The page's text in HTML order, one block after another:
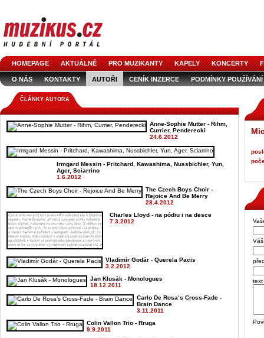
HOMEPAGE AKTUÁLNĚ PRO MUZIKANTY KAPELY KONCERTY
O NÁS KONTAKTY AUTOŘI CENÍK INZERCE PODMÍNKY POUŽÍVÁNÍ
LOGO KE STAŽENÍ
ČLÁNKY AUTORA
Anne-Sophie Mutter - Rihm,
Currier, Penderecki
24.6.2012
Irmgard Messin - Pritchard, Kawashima, Nussbichler, Yun,
Ager, Sciarrino
1.6.2012
The Czech Boys Choir -
Rejoice And Be Merry
28.4.2012
Charles Lloyd - na pódiu i na desce
7.3.2012
Vladimír Godár - Querela Pacis
3.2.2012
Jan Klusák - Monologues
18.12.2011
Carlo De Rosa’s Cross-Fade -
Brain Dance
3.11.2011
Colin Vallon Trio - Rruga
9.9.2011
text